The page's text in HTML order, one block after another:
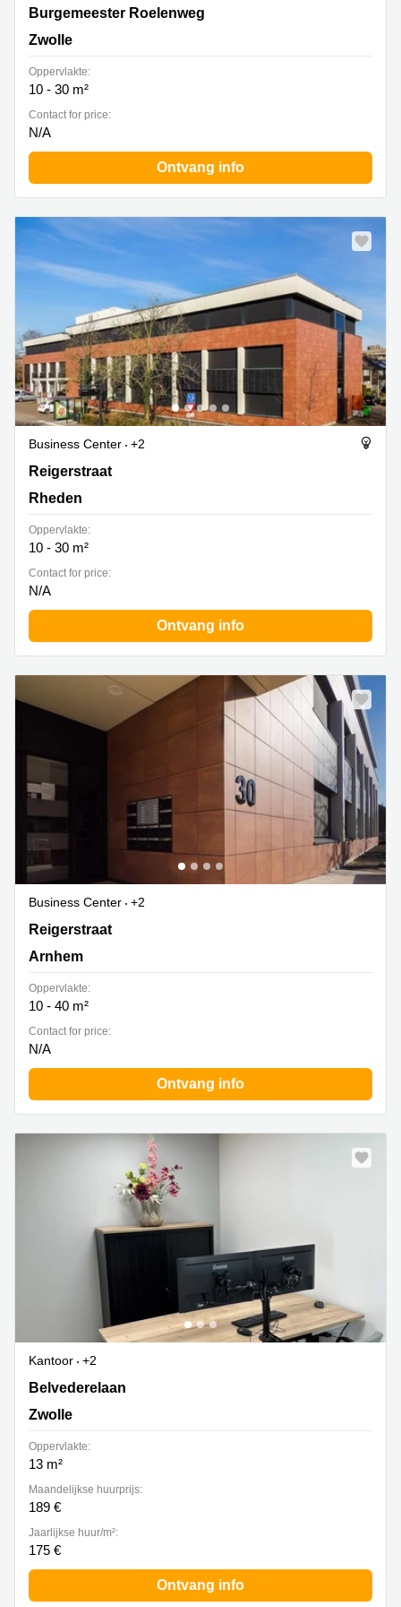
Burgemeester Roelenweg 13, Zwolle
Burgemeester Roelenweg
Zwolle
Oppervlakte:
10 - 30 m²
Contact for price:
N/A
Ontvang info
Business Center
+2
Reigerstraat 30, Rheden
Reigerstraat
Rheden
Oppervlakte:
10 - 30 m²
Contact for price:
N/A
Ontvang info
Business Center
+2
Reigerstraat 30, Arnhem
Reigerstraat
Arnhem
Oppervlakte:
10 - 40 m²
Contact for price:
N/A
Ontvang info
Kantoor
+2
Belvederelaan 101, Zwolle
Belvederelaan
Zwolle
Oppervlakte:
13 m²
Maandelijkse huurprijs:
189 €
Jaarlijkse huur/m²:
175 €
Ontvang info